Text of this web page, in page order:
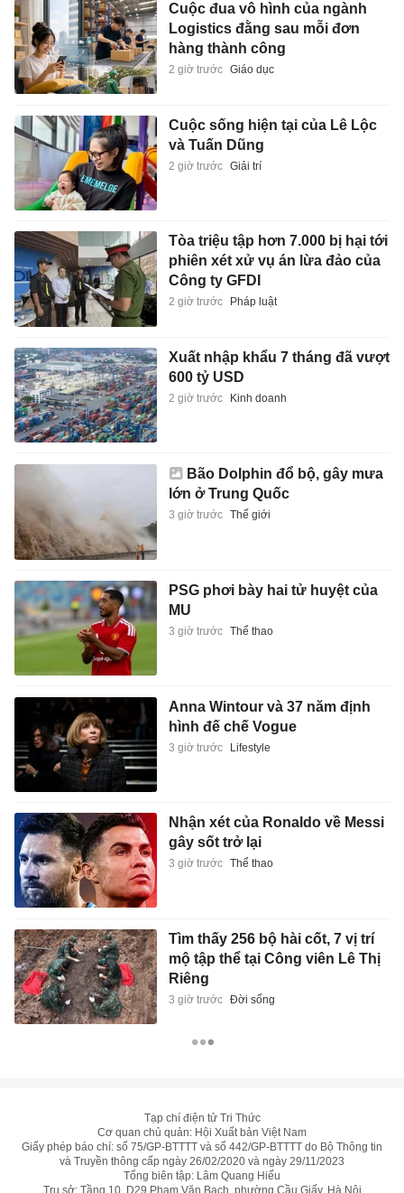
Cuộc đua vô hình của ngành
Logistics đằng sau mỗi đơn
hàng thành công
2 giờ trước Giáo dục
Cuộc sống hiện tại của Lê Lộc
và Tuấn Dũng
2 giờ trước Giải trí
Tòa triệu tập hơn 7.000 bị hại tới
phiên xét xử vụ án lừa đảo của
Công ty GFDI
2 giờ trước Pháp luật
Xuất nhập khẩu 7 tháng đã vượt
600 tỷ USD
2 giờ trước Kinh doanh
Bão Dolphin đổ bộ, gây mưa
lớn ở Trung Quốc
3 giờ trước Thế giới
PSG phơi bày hai tử huyệt của
MU
3 giờ trước Thể thao
Anna Wintour và 37 năm định
hình đế chế Vogue
3 giờ trước Lifestyle
Nhận xét của Ronaldo về Messi
gây sốt trở lại
3 giờ trước Thể thao
Tìm thấy 256 bộ hài cốt, 7 vị trí
mộ tập thể tại Công viên Lê Thị
Riêng
3 giờ trước Đời sống
Tạp chí điện tử Tri Thức
Cơ quan chủ quản: Hội Xuất bản Việt Nam
Giấy phép báo chí: số 75/GP-BTTTT và số 442/GP-BTTTT do Bộ Thông tin
và Truyền thông cấp ngày 26/02/2020 và ngày 29/11/2023
Tổng biên tập: Lâm Quang Hiếu
Trụ sở: Tầng 10, D29 Phạm Văn Bạch, phường Cầu Giấy, Hà Nội